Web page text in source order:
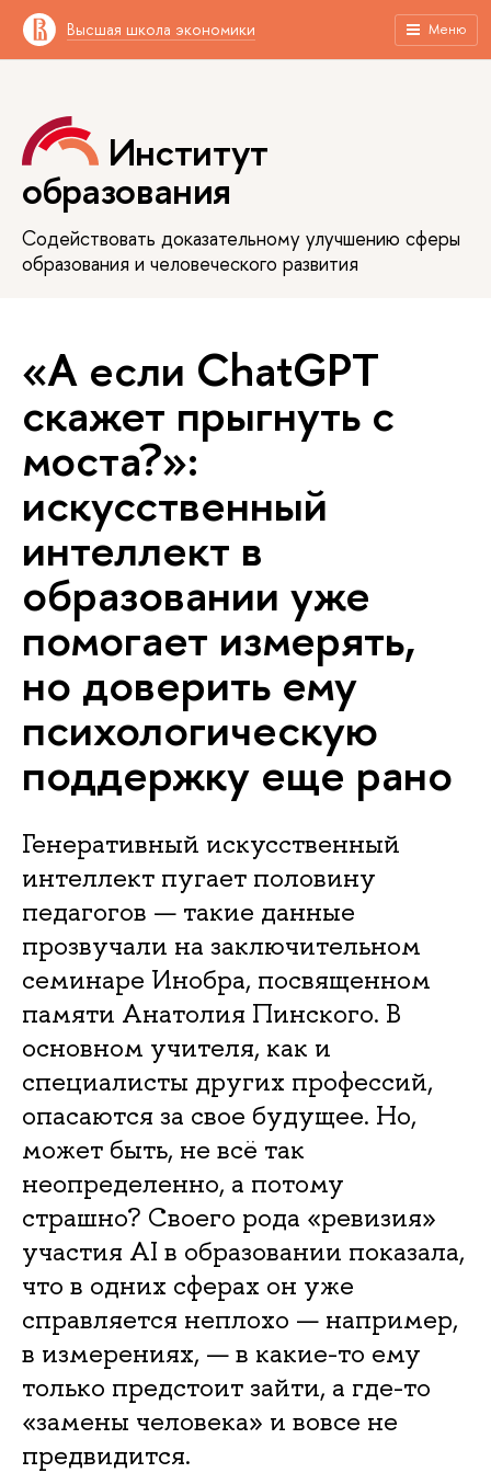
Высшая школа экономики Меню
Институт
образования
Содействовать доказательному улучшению сферы
образования и человеческого развития
«А если ChatGPT
скажет прыгнуть с
моста?»:
искусственный
интеллект в
образовании уже
помогает измерять,
но доверить ему
психологическую
поддержку еще рано
Генеративный искусственный
интеллект пугает половину
педагогов — такие данные
прозвучали на заключительном
семинаре Инобра, посвященном
памяти Анатолия Пинского. В
основном учителя, как и
специалисты других профессий,
опасаются за свое будущее. Но,
может быть, не всё так
неопределенно, а потому
страшно? Своего рода «ревизия»
участия AI в образовании показала,
что в одних сферах он уже
справляется неплохо — например,
в измерениях, — в какие-то ему
только предстоит зайти, а где-то
«замены человека» и вовсе не
предвидится.